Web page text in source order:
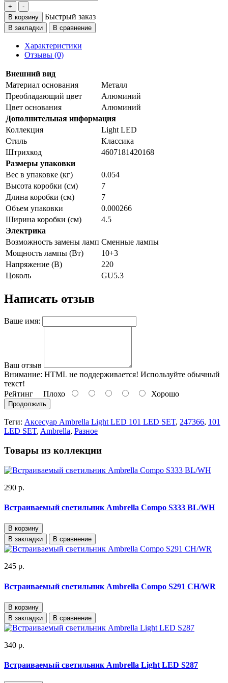
В корзину Быстрый заказ
В закладки В сравнение
Характеристики
Отзывы (0)
Внешний вид
Материал основания
Металл
Преобладающий цвет
Алюминий
Цвет основания
Алюминий
Дополнительная информация
Коллекция
Light LED
Стиль
Классика
Штрихкод
4607181420168
Размеры упаковки
Вес в упаковке (кг)
0.054
Высота коробки (см)
7
Длина коробки (см)
7
Объем упаковки
0.000266
Ширина коробки (см)
4.5
Электрика
Возможность замены ламп Сменные лампы
Мощность лампы (Вт)
10+3
Напряжение (В)
220
Цоколь
GU5.3
Написать отзыв
Ваше имя:
Ваш отзыв
Внимание: HTML не поддерживается! Используйте обычный
текст!
Рейтинг Плохо Хорошо
Продолжить
Теги: Аксесуар Ambrella Light LED 101 LED SET, 247366, 101
LED SET, Ambrella, Разное
Товары из коллекции
290 р.
Встраиваемый светильник Ambrella Compo S333 BL/WH
В корзину
В закладки
В сравнение
245 р.
Встраиваемый светильник Ambrella Compo S291 CH/WR
В корзину
В закладки
В сравнение
340 р.
Встраиваемый светильник Ambrella Light LED S287